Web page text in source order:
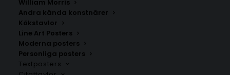
William Morris
Andra kända konstnärer
Kökstavlor
Line Art Posters
Moderna posters
Personliga posters
Textposters
Ivö
Fr. 200.00kr